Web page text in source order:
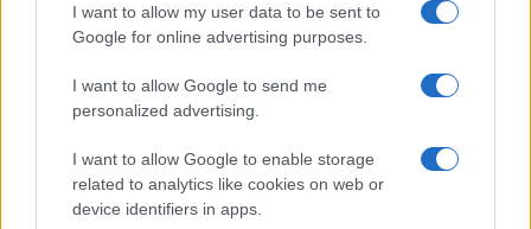
I want to allow my user data to be sent to
Google for online advertising purposes.
I want to allow Google to send me
personalized advertising.
I want to allow Google to enable storage
related to analytics like cookies on web or
device identifiers in apps.
Az Android rejtett automatizmusai: hat funkció, amely
észrevétlenül könnyíti meg a mindennapokat
Ez a rejtett Samsung funkció teljesen megváltoztatja a
mobilhasználatot – sokan mégsem tudnak róla
Nem biztos, hogy érdemes kivárni az iPhone 18 Prot
A Galaxy S25 is megkaphatja a Galaxy S26 egyik legjobb
kamerás funkcióját